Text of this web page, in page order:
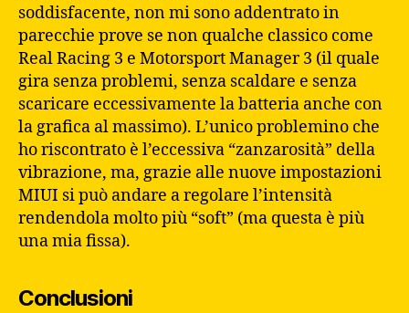
soddisfacente, non mi sono addentrato in
parecchie prove se non qualche classico come
Real Racing 3 e Motorsport Manager 3 (il quale
gira senza problemi, senza scaldare e senza
scaricare eccessivamente la batteria anche con
la grafica al massimo). L’unico problemino che
ho riscontrato è l’eccessiva “zanzarosità” della
vibrazione, ma, grazie alle nuove impostazioni
MIUI si può andare a regolare l’intensità
rendendola molto più “soft” (ma questa è più
una mia fissa).
Conclusioni